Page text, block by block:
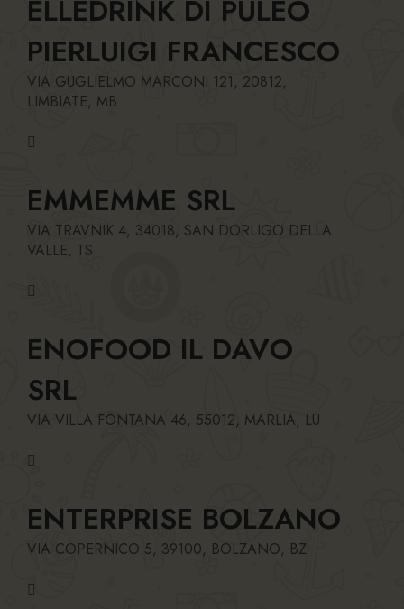
ELLEDRINK DI PULEO
PIERLUIGI FRANCESCO
VIA GUGLIELMO MARCONI 121, 20812,
LIMBIATE, MB
EMMEMME SRL
VIA TRAVNIK 4, 34018, SAN DORLIGO DELLA
VALLE, TS
ENOFOOD IL DAVO
SRL
VIA VILLA FONTANA 46, 55012, MARLIA, LU
ENTERPRISE BOLZANO
VIA COPERNICO 5, 39100, BOLZANO, BZ